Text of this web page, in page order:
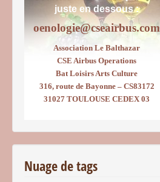
juste en dessous :
oenologie@cseairbus.com
Association Le Balthazar
CSE Airbus Operations
Bat Loisirs Arts Culture
316, route de Bayonne – CS83172
31027 TOULOUSE CEDEX 03
Nuage de tags